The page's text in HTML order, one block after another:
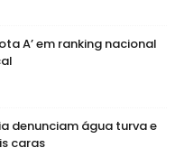
A’ em ranking nacional
denunciam água turva e
caras